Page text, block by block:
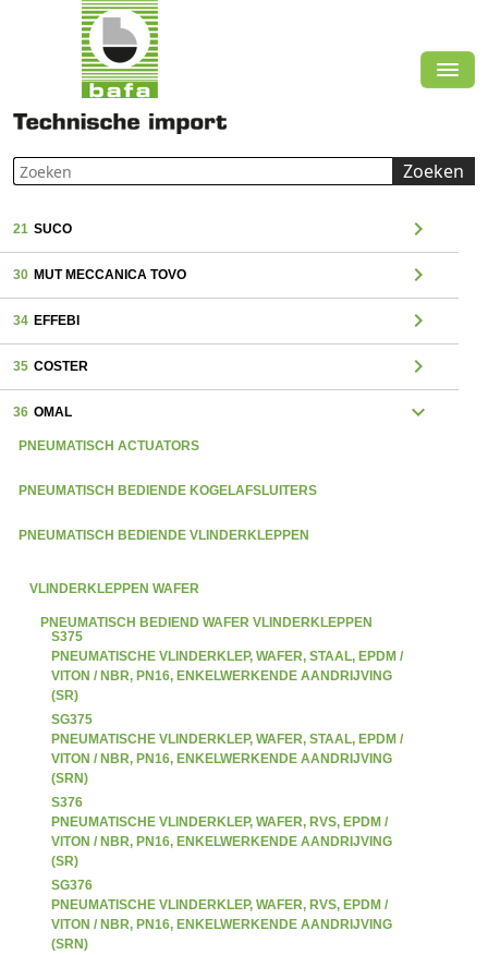
Zoeken
21 SUCO chevron_right
30 MUT MECCANICA TOVO chevron_right
34 EFFEBI chevron_right
35 COSTER chevron_right
36 OMAL expand_more
PNEUMATISCH ACTUATORS
PNEUMATISCH BEDIENDE KOGELAFSLUITERS
PNEUMATISCH BEDIENDE VLINDERKLEPPEN
VLINDERKLEPPEN WAFER
PNEUMATISCH BEDIEND WAFER VLINDERKLEPPEN
S375
PNEUMATISCHE VLINDERKLEP, WAFER, STAAL, EPDM /
VITON / NBR, PN16, ENKELWERKENDE AANDRIJVING
(SR)
SG375
PNEUMATISCHE VLINDERKLEP, WAFER, STAAL, EPDM /
VITON / NBR, PN16, ENKELWERKENDE AANDRIJVING
(SRN)
S376
PNEUMATISCHE VLINDERKLEP, WAFER, RVS, EPDM /
VITON / NBR, PN16, ENKELWERKENDE AANDRIJVING
(SR)
SG376
PNEUMATISCHE VLINDERKLEP, WAFER, RVS, EPDM /
VITON / NBR, PN16, ENKELWERKENDE AANDRIJVING
(SRN)